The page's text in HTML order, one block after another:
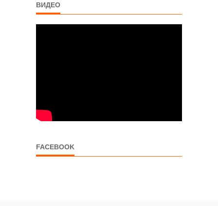
ВИДЕО
FACEBOOK